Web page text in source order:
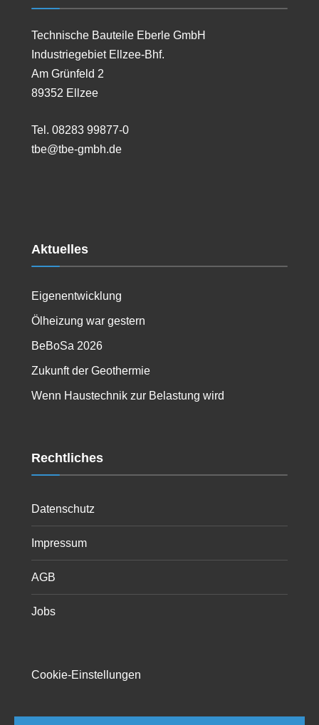
Technische Bauteile Eberle GmbH
Industriegebiet Ellzee-Bhf.
Am Grünfeld 2
89352 Ellzee
Tel. 08283 99877-0
tbe@tbe-gmbh.de
Aktuelles
Eigenentwicklung
Ölheizung war gestern
BeBoSa 2026
Zukunft der Geothermie
Wenn Haustechnik zur Belastung wird
Rechtliches
Datenschutz
Impressum
AGB
Jobs
Cookie-Einstellungen